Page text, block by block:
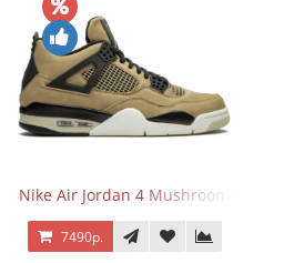
Nike Air Jordan 4 Mushroom
7490р.